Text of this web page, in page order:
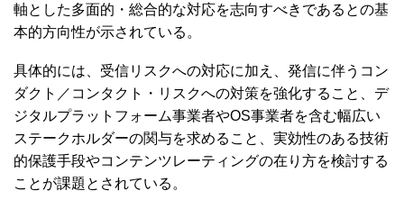
軸とした多面的・総合的な対応を志向すべきであるとの基
本的方向性が示されている。
具体的には、受信リスクへの対応に加え、発信に伴うコン
ダクト／コンタクト・リスクへの対策を強化すること、デ
ジタルプラットフォーム事業者やOS事業者を含む幅広い
ステークホルダーの関与を求めること、実効性のある技術
的保護手段やコンテンツレーティングの在り方を検討する
ことが課題とされている。